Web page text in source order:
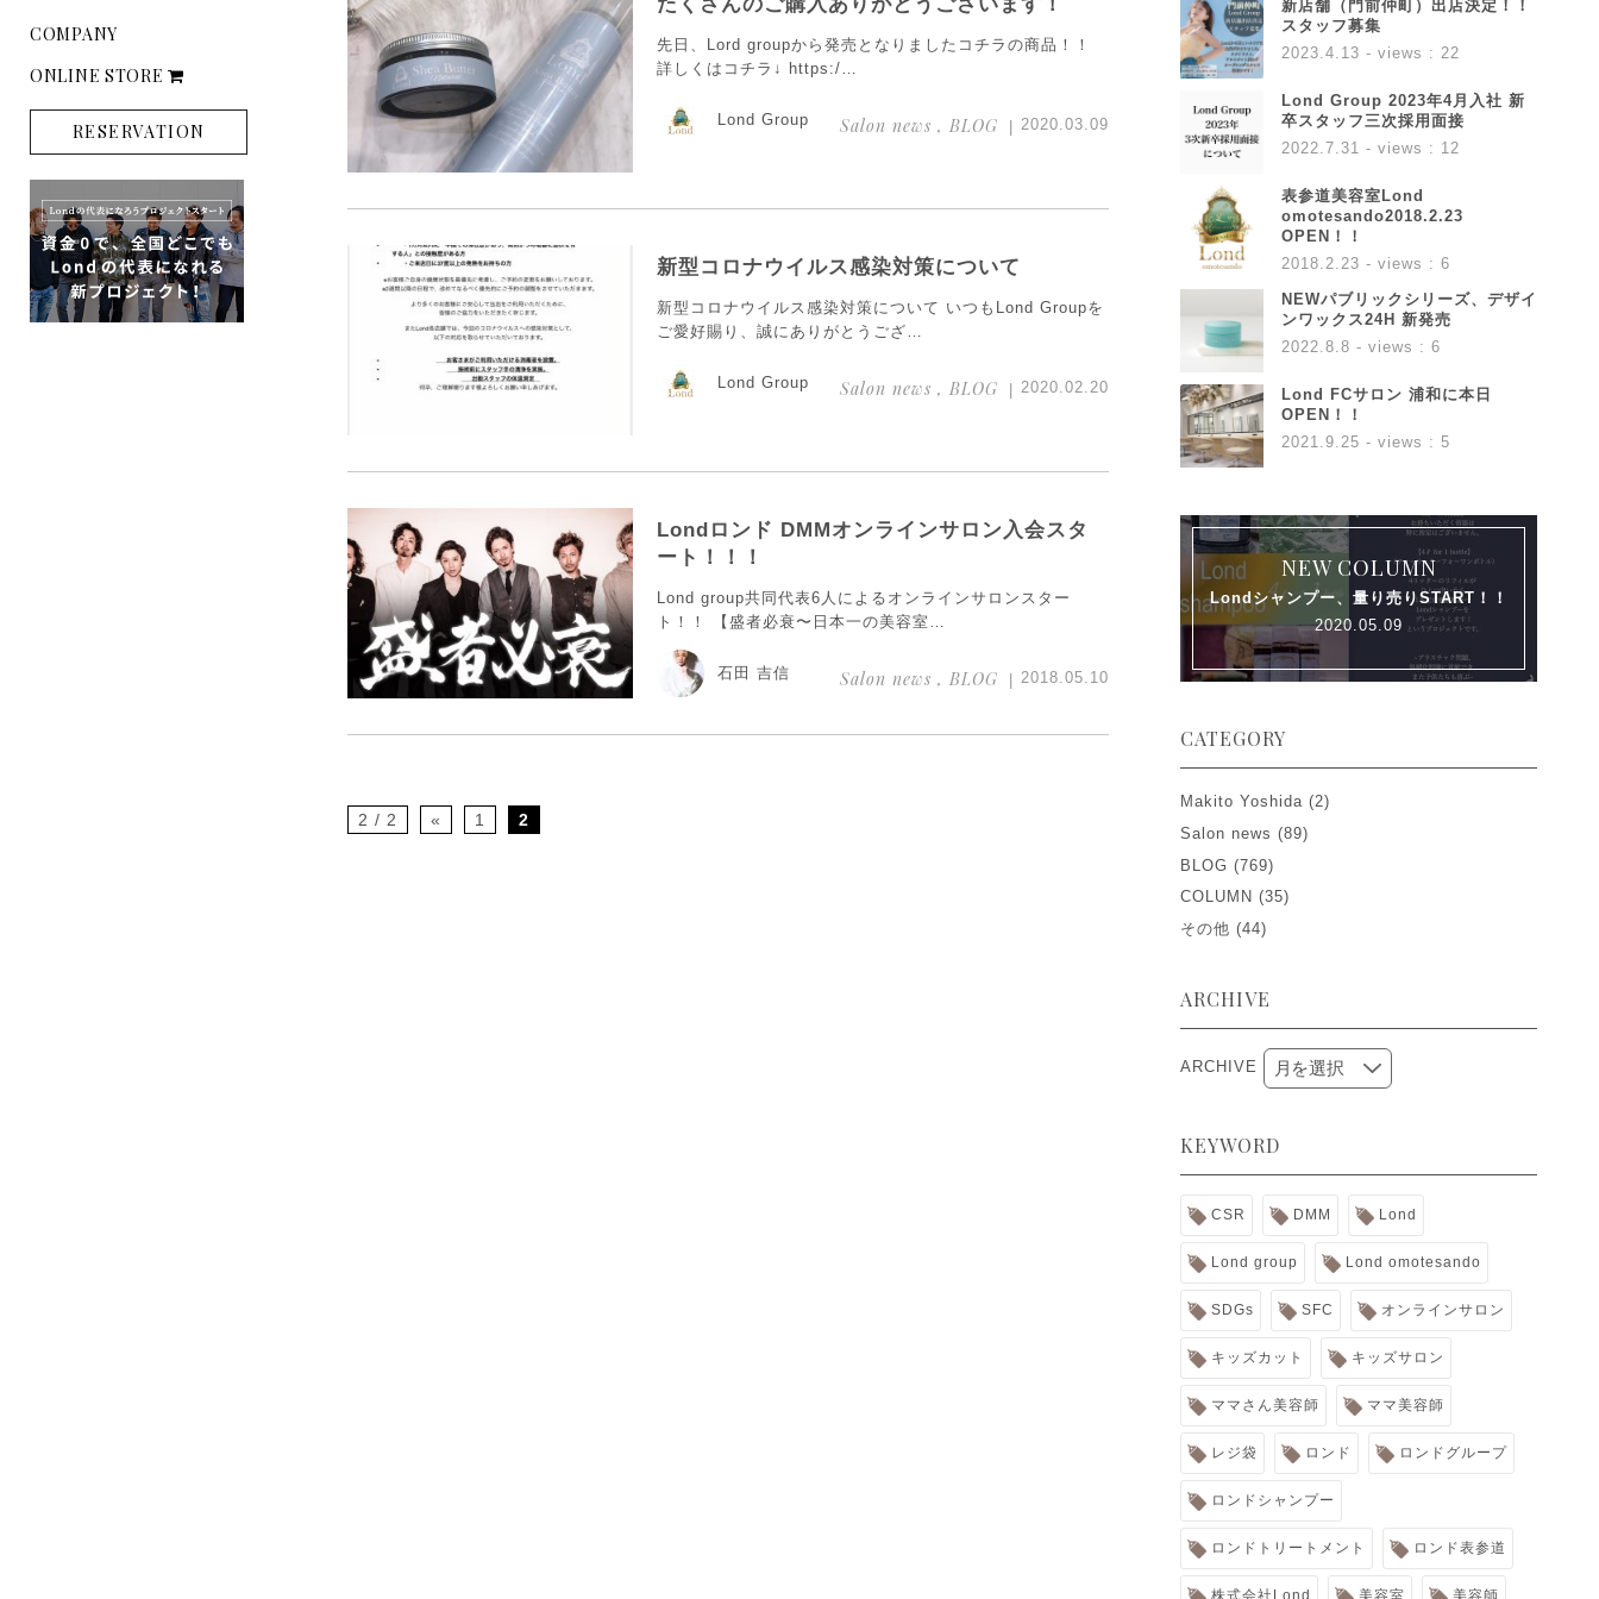
COMPANY
ONLINE STORE
RESERVATION
先日、Lord groupから発売となりましたコチラの商品！！
詳しくはコチラ↓ https:/…
Lond Group Salon news , BLOG 2020.03.09
新型コロナウイルス感染対策について
新型コロナウイルス感染対策について いつもLond Groupを
ご愛好賜り、誠にありがとうござ…
Lond Group Salon news , BLOG 2020.02.20
Londロンド DMMオンラインサロン入会スタ
ート！！！
Lond group共同代表6人によるオンラインサロンスター
ト！！ 【盛者必衰〜日本一の美容室…
石田 吉信 Salon news , BLOG 2018.05.10
2 / 2 « 1 2
新店舗（門前仲町）出店決定！！
スタッフ募集
2023.4.13 - views : 22
Lond Group 2023年4月入社 新
卒スタッフ三次採用面接
2022.7.31 - views : 12
表参道美容室Lond
omotesando2018.2.23
OPEN！！
2018.2.23 - views : 6
NEWパブリックシリーズ、デザイ
ンワックス24H 新発売
2022.8.8 - views : 6
Lond FCサロン 浦和に本日
OPEN！！
2021.9.25 - views : 5
NEW COLUMN
Londシャンプー、量り売りSTART！！
2020.05.09
CATEGORY
Makito Yoshida (2)
Salon news (89)
BLOG (769)
COLUMN (35)
その他 (44)
ARCHIVE
ARCHIVE
KEYWORD
CSR DMM Lond
Lond group Lond omotesando
SDGs SFC オンラインサロン
キッズカット キッズサロン
ママさん美容師 ママ美容師
レジ袋 ロンド ロンドグループ
ロンドシャンプー
ロンドトリートメント ロンド表参道